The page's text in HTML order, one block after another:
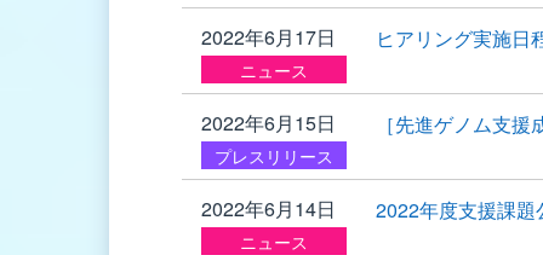
2022年6月17日
ニュース
ヒアリング実施日
2022年6月15日
プレスリリース
［先進ゲノム支
2022年6月14日
ニュース
2022年度支援課